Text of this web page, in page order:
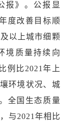
报》。公报显
度改善目标顺
以上城市细颗
境质量持续向
例比2021年上
环境状况、城
全国生态质量
与2021年相比